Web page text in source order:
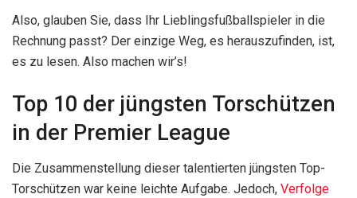
Also, glauben Sie, dass Ihr Lieblingsfußballspieler in die
Rechnung passt? Der einzige Weg, es herauszufinden, ist,
es zu lesen. Also machen wir’s!
Top 10 der jüngsten Torschützen
in der Premier League
Die Zusammenstellung dieser talentierten jüngsten Top-
Torschützen war keine leichte Aufgabe. Jedoch, Verfolge